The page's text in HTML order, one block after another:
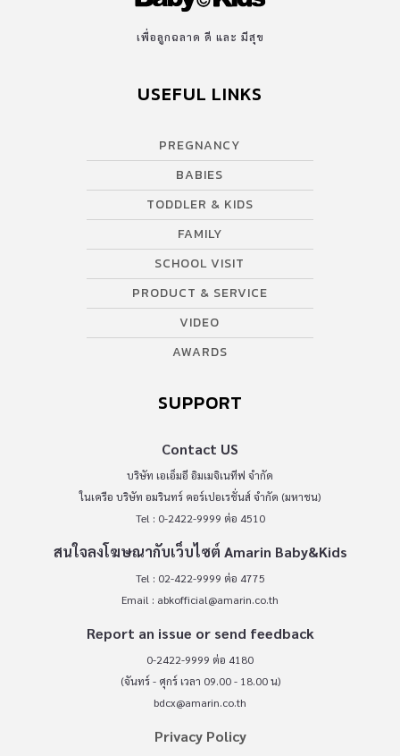
เพื่อลูกฉลาด ดี และ มีสุข
USEFUL LINKS
PREGNANCY
BABIES
TODDLER & KIDS
FAMILY
SCHOOL VISIT
PRODUCT & SERVICE
VIDEO
AWARDS
SUPPORT
Contact US
บริษัท เอเอ็มอี อิมเมจิเนทีฟ จำกัด
ในเครือ บริษัท อมรินทร์ คอร์เปอเรชั่นส์ จำกัด (มหาชน)
Tel : 0-2422-9999 ต่อ 4510
สนใจลงโฆษณากับเว็บไซต์ Amarin Baby&Kids
Tel : 02-422-9999 ต่อ 4775
Email : abkofficial@amarin.co.th
Report an issue or send feedback
0-2422-9999 ต่อ 4180
(จันทร์ - ศุกร์ เวลา 09.00 - 18.00 น)
bdcx@amarin.co.th
Privacy Policy